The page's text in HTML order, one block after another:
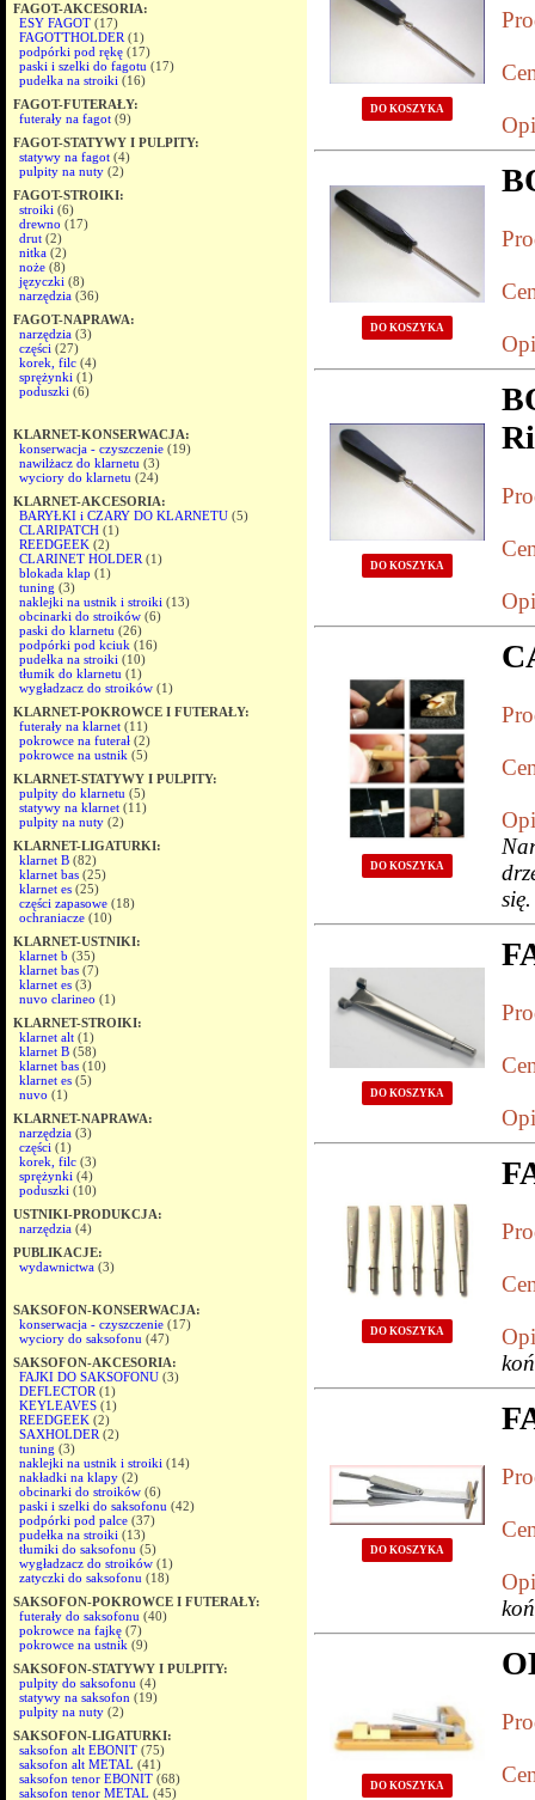
FAGOT-AKCESORIA:
ESY FAGOT (17)
FAGOTTHOLDER (1)
podpórki pod rękę (17)
paski i szelki do fagotu (17)
pudełka na stroiki (16)
FAGOT-FUTERAŁY:
futerały na fagot (9)
FAGOT-STATYWY I PULPITY:
statywy na fagot (4)
pulpity na nuty (2)
FAGOT-STROIKI:
stroiki (6)
drewno (17)
drut (2)
nitka (2)
noże (8)
języczki (8)
narzędzia (36)
FAGOT-NAPRAWA:
narzędzia (3)
części (27)
korek, filc (4)
sprężynki (1)
poduszki (6)
KLARNET-KONSERWACJA:
konserwacja - czyszczenie (19)
nawilżacz do klarnetu (3)
wyciory do klarnetu (24)
KLARNET-AKCESORIA:
BARYŁKI i CZARY DO KLARNETU (5)
CLARIPATCH (1)
REEDGEEK (2)
CLARINET HOLDER (1)
blokada klap (1)
tuning (3)
naklejki na ustnik i stroiki (13)
obcinarki do stroików (6)
paski do klarnetu (26)
podpórki pod kciuk (16)
pudełka na stroiki (10)
tłumik do klarnetu (1)
wygładzacz do stroików (1)
KLARNET-POKROWCE I FUTERAŁY:
futerały na klarnet (11)
pokrowce na futerał (2)
pokrowce na ustnik (5)
KLARNET-STATYWY I PULPITY:
pulpity do klarnetu (5)
statywy na klarnet (11)
pulpity na nuty (2)
KLARNET-LIGATURKI:
klarnet B (82)
klarnet bas (25)
klarnet es (25)
części zapasowe (18)
ochraniacze (10)
KLARNET-USTNIKI:
klarnet b (35)
klarnet bas (7)
klarnet es (3)
nuvo clarineo (1)
KLARNET-STROIKI:
klarnet alt (1)
klarnet B (58)
klarnet bas (10)
klarnet es (5)
nuvo (1)
KLARNET-NAPRAWA:
narzędzia (3)
części (1)
korek, filc (3)
sprężynki (4)
poduszki (10)
USTNIKI-PRODUKCJA:
narzędzia (4)
PUBLIKACJE:
wydawnictwa (3)
SAKSOFON-KONSERWACJA:
konserwacja - czyszczenie (17)
wyciory do saksofonu (47)
SAKSOFON-AKCESORIA:
FAJKI DO SAKSOFONU (3)
DEFLECTOR (1)
KEYLEAVES (1)
REEDGEEK (2)
SAXHOLDER (2)
tuning (3)
naklejki na ustnik i stroiki (14)
nakładki na klapy (2)
obcinarki do stroików (6)
paski i szelki do saksofonu (42)
podpórki pod palce (37)
pudełka na stroiki (13)
tłumiki do saksofonu (5)
wygładzacz do stroików (1)
zatyczki do saksofonu (18)
SAKSOFON-POKROWCE I FUTERAŁY:
futerały do saksofonu (40)
pokrowce na fajkę (7)
pokrowce na ustnik (9)
SAKSOFON-STATYWY I PULPITY:
pulpity do saksofonu (4)
statywy na saksofon (19)
pulpity na nuty (2)
SAKSOFON-LIGATURKI:
saksofon alt EBONIT (75)
saksofon alt METAL (41)
saksofon tenor EBONIT (68)
saksofon tenor METAL (45)
DO KOSZYKA
DO KOSZYKA
DO KOSZYKA
DO KOSZYKA
DO KOSZYKA
DO KOSZYKA
DO KOSZYKA
DO KOSZYKA